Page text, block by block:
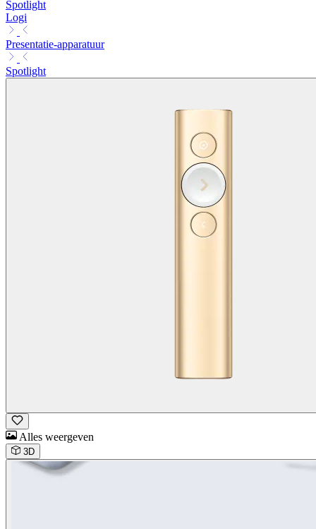
Spotlight
Logi
Presentatie-apparatuur
Spotlight
Alles weergeven
3D